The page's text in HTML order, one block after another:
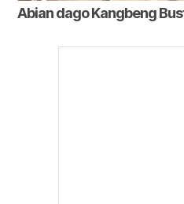
Abian dago Kangbeng